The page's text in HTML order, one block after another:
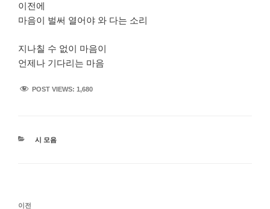
이전에
마음이 벌써 열어야 와 다는 소리
지나칠 수 없이 마음이
언제나 기다리는 마음
POST VIEWS: 1,680
카
시 모음
이
이전